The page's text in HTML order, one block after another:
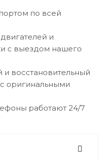
по всей
и
с выездом нашего
восстановительный
оригинальными
работают 24/7